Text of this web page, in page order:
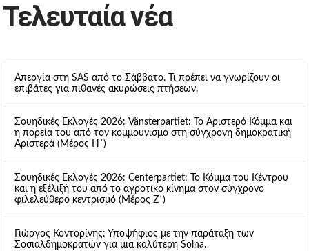
Τελευταία νέα
Απεργία στη SAS από το Σάββατο. Τι πρέπει να γνωρίζουν οι
επιβάτες για πιθανές ακυρώσεις πτήσεων.
Σουηδικές Εκλογές 2026: Vänsterpartiet: Το Αριστερό Κόμμα και
η πορεία του από τον κομμουνισμό στη σύγχρονη δημοκρατική
Αριστερά (Μέρος Η΄)
Σουηδικές Εκλογές 2026: Centerpartiet: Το Κόμμα του Κέντρου
και η εξέλιξή του από το αγροτικό κίνημα στον σύγχρονο
φιλελεύθερο κεντρισμό (Μέρος Ζ΄)
Γιώργος Κοντορίνης: Υποψήφιος με την παράταξη των
Σοσιαλδημοκρατών για μια καλύτερη Solna.